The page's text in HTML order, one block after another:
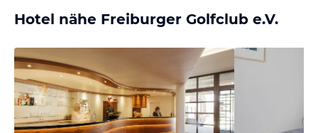
Hotel nähe Freiburger Golfclub e.V.